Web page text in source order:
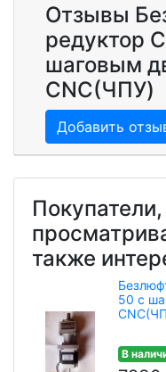
Отзывы
редуктор
шаговым
CNC(ЧПУ)
Добавить
также
50 с
В